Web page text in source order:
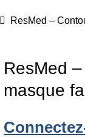
ResMed –
ResMed
masque